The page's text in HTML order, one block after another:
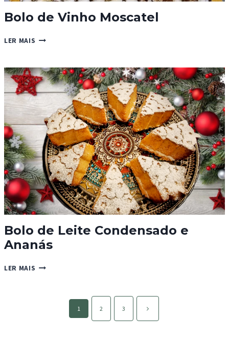
Bolo de Vinho Moscatel
LER MAIS BOLO
MOSCATEL
Bolo de Leite Condensado e
Ananás
LER MAIS BOLO
CONDENSADO
navigation
1 2 3
Página
seguinte